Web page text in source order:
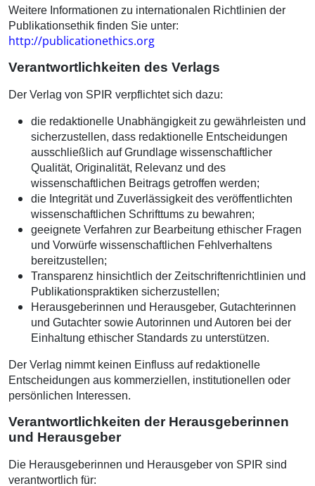
Weitere Informationen zu internationalen Richtlinien der
Publikationsethik finden Sie unter:
http://publicationethics.org
Verantwortlichkeiten des Verlags
Der Verlag von SPIR verpflichtet sich dazu:
die redaktionelle Unabhängigkeit zu gewährleisten und
sicherzustellen, dass redaktionelle Entscheidungen
ausschließlich auf Grundlage wissenschaftlicher
Qualität, Originalität, Relevanz und des
wissenschaftlichen Beitrags getroffen werden;
die Integrität und Zuverlässigkeit des veröffentlichten
wissenschaftlichen Schrifttums zu bewahren;
geeignete Verfahren zur Bearbeitung ethischer Fragen
und Vorwürfe wissenschaftlichen Fehlverhaltens
bereitzustellen;
Transparenz hinsichtlich der Zeitschriftenrichtlinien und
Publikationspraktiken sicherzustellen;
Herausgeberinnen und Herausgeber, Gutachterinnen
und Gutachter sowie Autorinnen und Autoren bei der
Einhaltung ethischer Standards zu unterstützen.
Der Verlag nimmt keinen Einfluss auf redaktionelle
Entscheidungen aus kommerziellen, institutionellen oder
persönlichen Interessen.
Verantwortlichkeiten der Herausgeberinnen
und Herausgeber
Die Herausgeberinnen und Herausgeber von SPIR sind
verantwortlich für: